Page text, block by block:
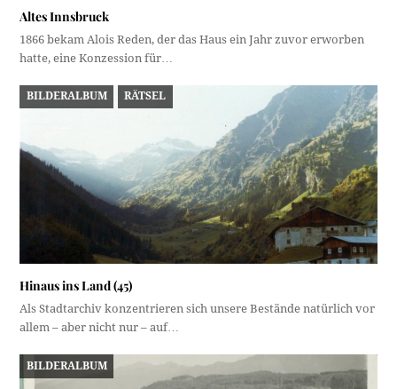
Altes Innsbruck
1866 bekam Alois Reden, der das Haus ein Jahr zuvor erworben
hatte, eine Konzession für…
BILDERALBUM RÄTSEL
Hinaus ins Land (45)
Als Stadtarchiv konzentrieren sich unsere Bestände natürlich vor
allem – aber nicht nur – auf…
BILDERALBUM